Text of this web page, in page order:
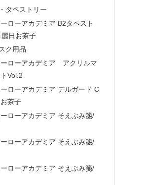
タペストリー
ローアカデミア B2タペスト
麗日お茶子
ク用品
ローアカデミア アクリルマ
Vol.2
ローアカデミア デルガード C
茶子
ローアカデミア そえぶみ箋/
ローアカデミア そえぶみ箋/
ローアカデミア そえぶみ箋/